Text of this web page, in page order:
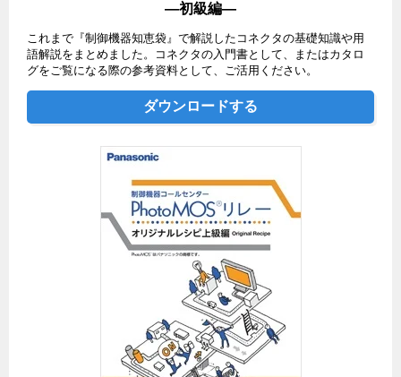
―初級編―
これまで『制御機器知恵袋』で解説したコネクタの基礎知識や用
語解説をまとめました。コネクタの入門書として、またはカタロ
グをご覧になる際の参考資料として、ご活用ください。
ダウンロードする